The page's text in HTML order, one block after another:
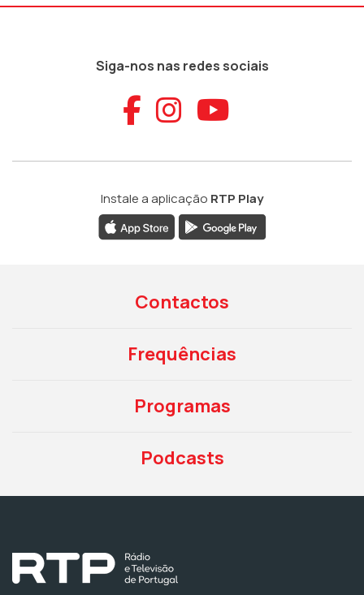
Siga-nos nas redes sociais
Aceder ao
Aceder ao
Aceder
Instale a aplicação RTP Play
Contactos
Frequências
Programas
Podcasts